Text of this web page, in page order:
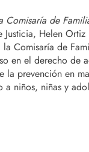
Comisaría de
Justicia, Helen
Comisaría de
en el derecho de
la prevención en
a niños, niñas y